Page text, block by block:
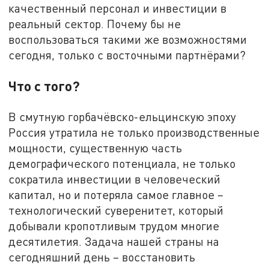
качественный персонал и инвестиции в
реальный сектор. Почему бы не
воспользоваться такими же возможностями
сегодня, только с восточными партнёрами?
Что с того?
В смутную горбачёвско-ельцинскую эпоху
Россия утратила не только производственные
мощности, существенную часть
демографического потенциала, не только
сократила инвестиции в человеческий
капитал, но и потеряла самое главное –
технологический суверенитет, который
добывали кропотливым трудом многие
десятилетия. Задача нашей страны на
сегодняшний день – восстановить